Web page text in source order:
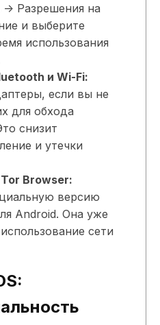
-> Разрешения на
и выберите
использования
и Wi-Fi:
если вы не
для обхода
снизит
и утечки
Browser:
версию
Android. Она уже
сети